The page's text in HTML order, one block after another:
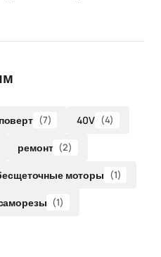
(7) 40V (4)
ремонт (2)
моторы (1)
(1)